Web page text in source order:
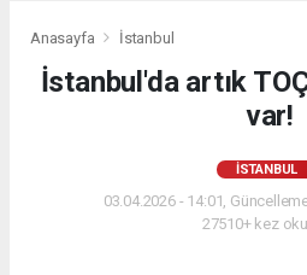
Anasayfa İstanbul
İstanbul'da artık
var!
İSTANBUL
03.04.2026 - 14:01,
27510+ kez